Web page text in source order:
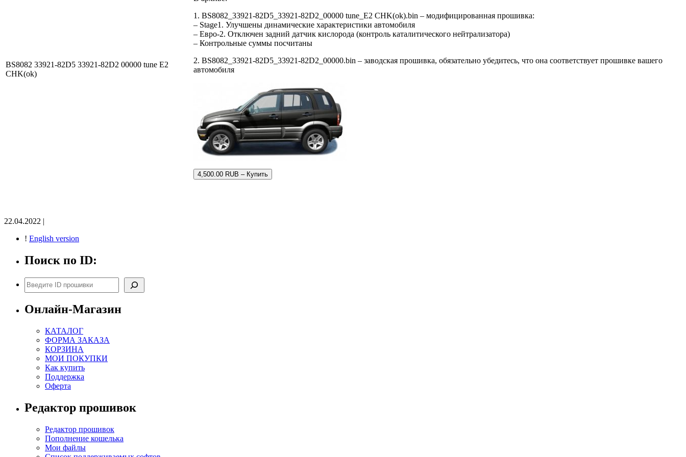
BS8082 33921-82D5 33921-82D2 00000 tune E2
CHK(ok)
1. BS8082_33921-82D5_33921-82D2_00000 tune_E2 CHK(ok).bin – модифицированная прошивка:
– Stage1. Улучшены динамические характеристики автомобиля
– Евро-2. Отключен задний датчик кислорода (контроль каталитического нейтрализатора)
– Контрольные суммы посчитаны
2. BS8082_33921-82D5_33921-82D2_00000.bin – заводская прошивка, обязательно убедитесь, что она соответствует прошивке вашего
автомобиля
4,500.00 RUB – Купить
22.04.2022 |
! English version
Поиск по ID:
Поиск
Онлайн-Магазин
КАТАЛОГ
ФОРМА ЗАКАЗА
КОРЗИНА
МОИ ПОКУПКИ
Как купить
Поддержка
Оферта
Редактор прошивок
Редактор прошивок
Пополнение кошелька
Мои файлы